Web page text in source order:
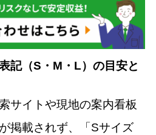
記（S・M・L）の目安と
サイトや現地の案内看板
掲載されず、「Sサイズ